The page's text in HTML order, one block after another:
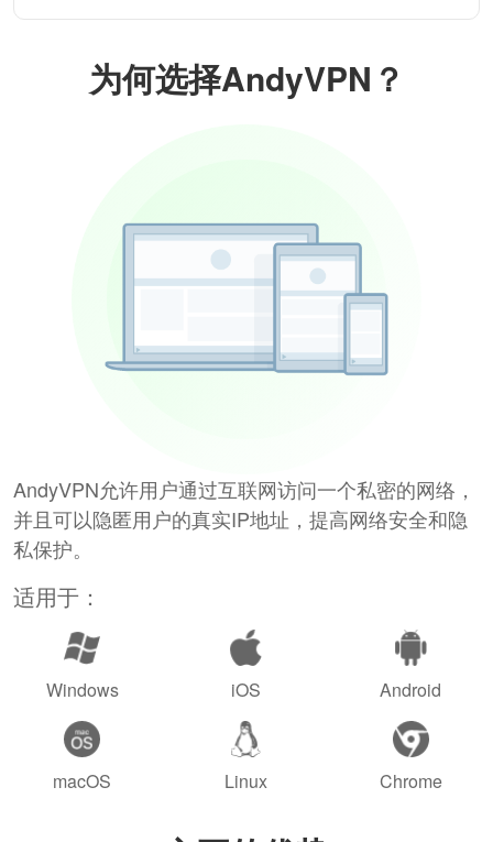
为何选择AndyVPN？
AndyVPN允许用户通过互联网访问一个私密的网络，
并且可以隐匿用户的真实IP地址，提高网络安全和隐
私保护。
适用于：
Windows iOS Android
macOS Linux Chrome